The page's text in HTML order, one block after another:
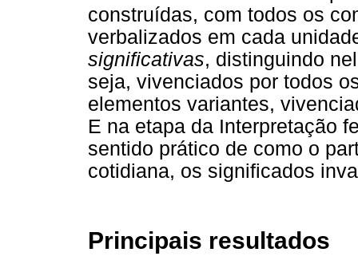
construídas, com todos os
verbalizados em cada
significativas, distinguindo
seja, vivenciados por todos
elementos variantes,
E na etapa da Interpretação
sentido prático de como o
cotidiana, os significados
Principais resultados